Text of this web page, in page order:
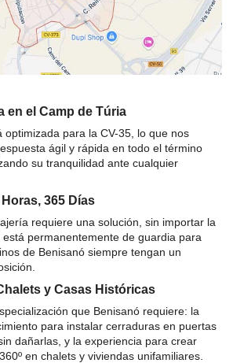
en el Camp de Túria
optimizada para la CV-35, lo que nos
ágil y rápida en todo el término
su tranquilidad ante cualquier
365 Días
requiere una solución, sin importar la
permanentemente de guardia para
de Benisanó siempre tengan un
y Casas Históricas
que Benisanó requiere: la
para instalar cerraduras en puertas
dañarlas, y la experiencia para crear
en chalets y viviendas unifamiliares.